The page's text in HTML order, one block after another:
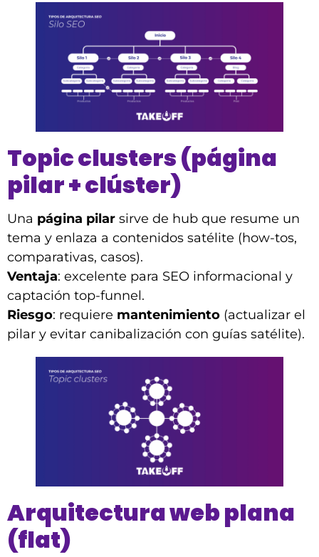
Topic clusters (página
pilar + clúster)
Una página pilar sirve de hub que resume un
tema y enlaza a contenidos satélite (how-tos,
comparativas, casos).
Ventaja: excelente para SEO informacional y
captación top-funnel.
Riesgo: requiere mantenimiento (actualizar el
pilar y evitar canibalización con guías satélite).
Arquitectura web plana
(flat)